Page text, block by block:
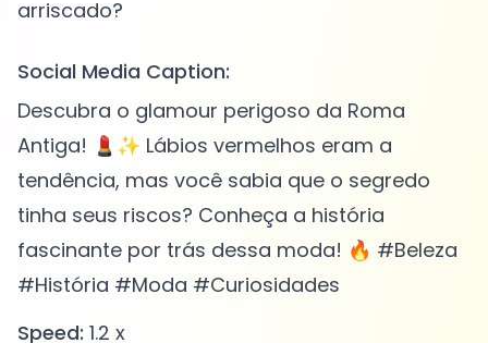
Social Media Caption:
Descubra o glamour perigoso da Roma
Antiga! 💄✨ Lábios vermelhos eram a
tendência, mas você sabia que o segredo
tinha seus riscos? Conheça a história
fascinante por trás dessa moda! 🔥 #Beleza
#História #Moda #Curiosidades
Speed: 1.2 x